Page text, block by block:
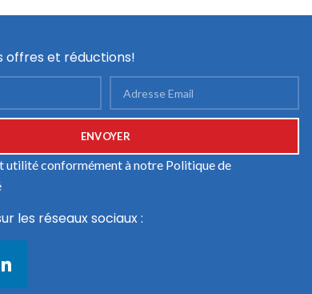
offres et réductions!
utilité conformément à notre Politique de
les réseaux sociaux :